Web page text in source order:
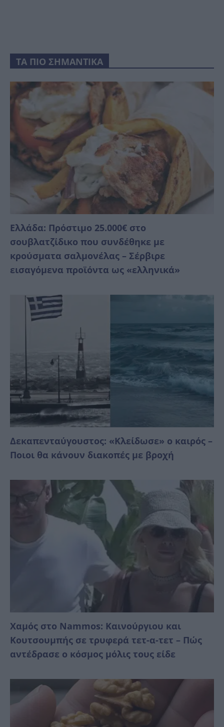
ΤΑ ΠΙΟ ΣΗΜΑΝΤΙΚΑ
Ελλάδα: Πρόστιμο 25.000€ στο
σουβλατζίδικο που συνδέθηκε με
κρούσματα σαλμονέλας – Σέρβιρε
εισαγόμενα προϊόντα ως «ελληνικά»
Δεκαπενταύγουστος: «Κλείδωσε» ο καιρός –
Ποιοι θα κάνουν διακοπές με βροχή
Χαμός στο Nammos: Καινούργιου και
Κουτσουμπής σε τρυφερά τετ-α-τετ – Πώς
αντέδρασε ο κόσμος μόλις τους είδε